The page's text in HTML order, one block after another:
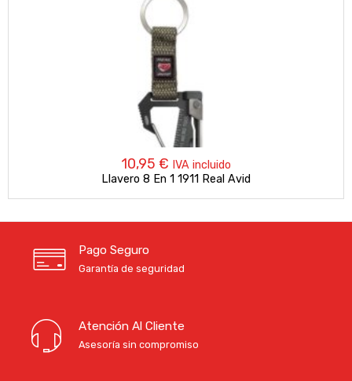
10,95 € IVA incluido
Llavero 8 En 1 1911 Real Avid
Pago Seguro
Garantía de seguridad
Atención Al Cliente
Asesoría sin compromiso